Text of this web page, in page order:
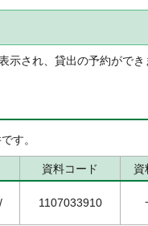
示され、貸出の予約ができ
す。
資料コード 資
1107033910